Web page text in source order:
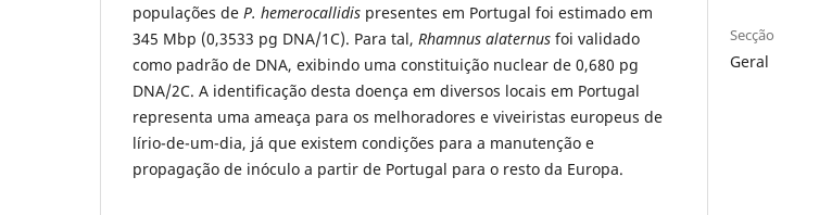
populações de P. hemerocallidis presentes em Portugal foi estimado em
345 Mbp (0,3533 pg DNA/1C). Para tal, Rhamnus alaternus foi validado
como padrão de DNA, exibindo uma constituição nuclear de 0,680 pg
DNA/2C. A identificação desta doença em diversos locais em Portugal
representa uma ameaça para os melhoradores e viveiristas europeus de
lírio-de-um-dia, já que existem condições para a manutenção e
propagação de inóculo a partir de Portugal para o resto da Europa.
Secção
Geral